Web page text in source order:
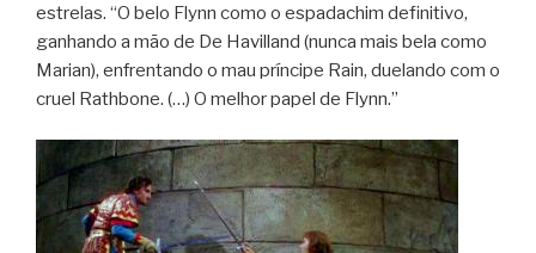
estrelas. “O belo Flynn como o espadachim definitivo,
ganhando a mão de De Havilland (nunca mais bela como
Marian), enfrentando o mau príncipe Rain, duelando com o
cruel Rathbone. (…) O melhor papel de Flynn.”